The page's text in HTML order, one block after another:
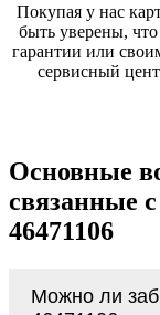
Покупая у нас
быть уверены,
гарантии или
сервисный
Основные
связанные
46471106
Можно ли